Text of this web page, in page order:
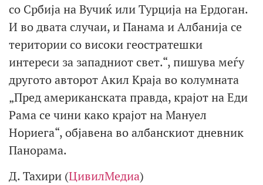
со Србија на Вучиќ или Турција на Ердоган.
И во двата случаи, и Панама и Албанија се
територии со високи геостратешки
интереси за западниот свет.“, пишува меѓу
другото авторот Акил Краја во колумната
„Пред американската правда, крајот на Еди
Рама се чини како крајот на Мануел
Нориега“, објавена во албанскиот дневник
Панорама.
Д. Тахири (ЦивилМедиа)